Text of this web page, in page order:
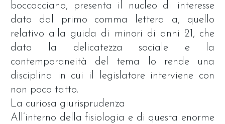
boccacciano, presenta il nucleo di interesse
dato dal primo comma lettera a, quello
relativo alla guida di minori di anni 21, che
data la delicatezza sociale e la
contemporaneità del tema lo rende una
disciplina in cui il legislatore interviene con
non poco tatto.
La curiosa giurisprudenza
All’interno della fisiologia e di questa enorme